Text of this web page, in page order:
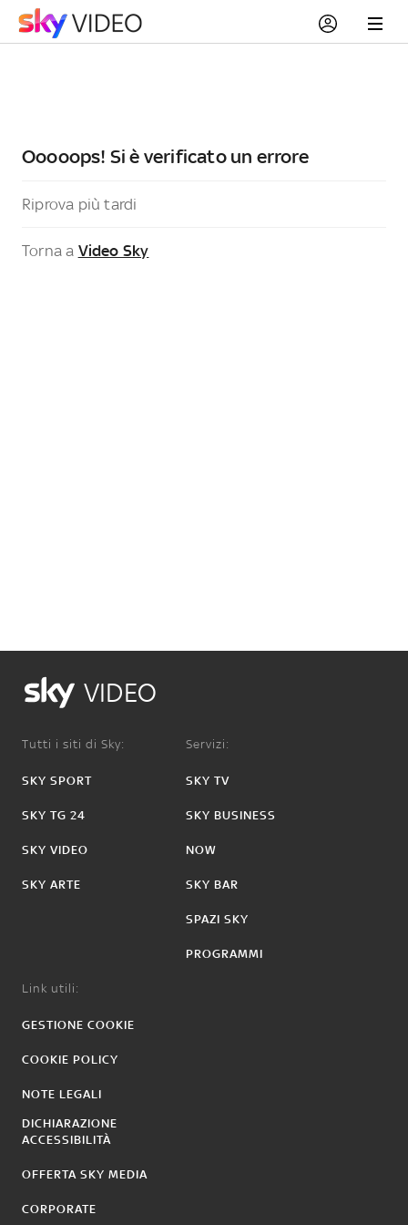
Ooooops! Si è verificato un errore
Riprova più tardi
Torna a Video Sky
VIDEO
Tutti i siti di Sky:
SKY SPORT
SKY TG 24
SKY VIDEO
SKY ARTE
Servizi:
SKY TV
SKY BUSINESS
NOW
SKY BAR
SPAZI SKY
PROGRAMMI
Link utili:
GESTIONE COOKIE
COOKIE POLICY
NOTE LEGALI
DICHIARAZIONE
ACCESSIBILITÀ
OFFERTA SKY MEDIA
CORPORATE